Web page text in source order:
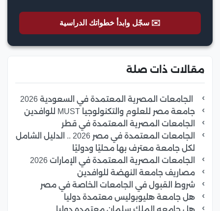
✉️ سجّل وابدأ خطواتك الدراسية
مقالات ذات صلة
الجامعات المصرية المعتمدة في السعودية 2026
جامعة مصر للعلوم والتكنولوجيا MUST للوافدين
الجامعات المصرية المعتمدة في قطر
الجامعات المعتمدة في مصر 2026 .. الدليل الشامل
لكل جامعة معترف بها محليًا ودوليًا
الجامعات المصرية المعتمدة في الإمارات 2026
مصاريف جامعة النهضة للوافدين
شروط القبول في الجامعات الخاصة في مصر
هل جامعة هليوبوليس معتمدة دوليا
هل جامعه الملك سلمان معتمده دوليا